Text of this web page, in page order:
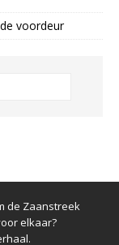
voordeur
de Zaanstreek
elkaar?